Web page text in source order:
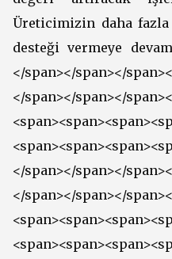
Üreticimizin daha
desteği vermeye
</span></span></
</span></span></
</span></span></
</span></span></